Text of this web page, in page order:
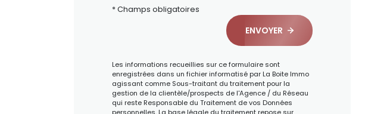
* Champs obligatoires
ENVOYER
Les informations recueillies sur ce formulaire sont
enregistrées dans un fichier informatisé par La Boite Immo
agissant comme Sous-traitant du traitement pour la
gestion de la clientèle/prospects de l'Agence / du Réseau
qui reste Responsable du Traitement de vos Données